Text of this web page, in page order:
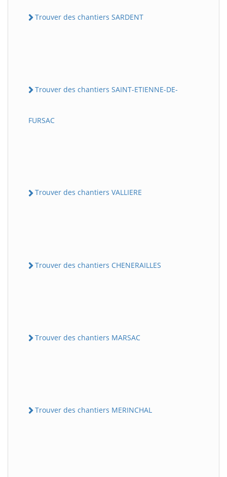
Trouver des chantiers SARDENT
Trouver des chantiers SAINT-ETIENNE-DE-
FURSAC
Trouver des chantiers VALLIERE
Trouver des chantiers CHENERAILLES
Trouver des chantiers MARSAC
Trouver des chantiers MERINCHAL